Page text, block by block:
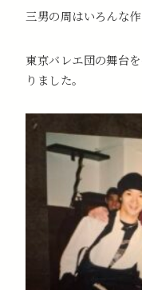
三男の周はいろんな
東京バレエ団の舞台
りました。